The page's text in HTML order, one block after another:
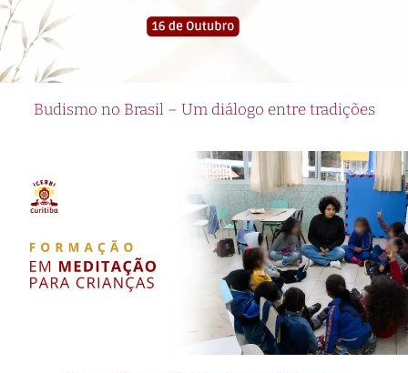
Budismo no Brasil – Um diálogo entre tradições